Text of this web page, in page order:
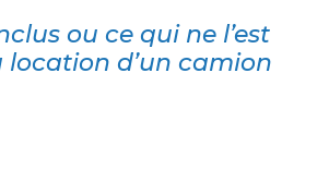
ou ce qui ne l’est
location d’un camion